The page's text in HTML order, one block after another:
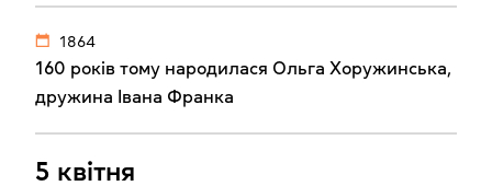
1864
160 років тому народилася Ольга Хоружинська,
дружина Івана Франка
5 квітня